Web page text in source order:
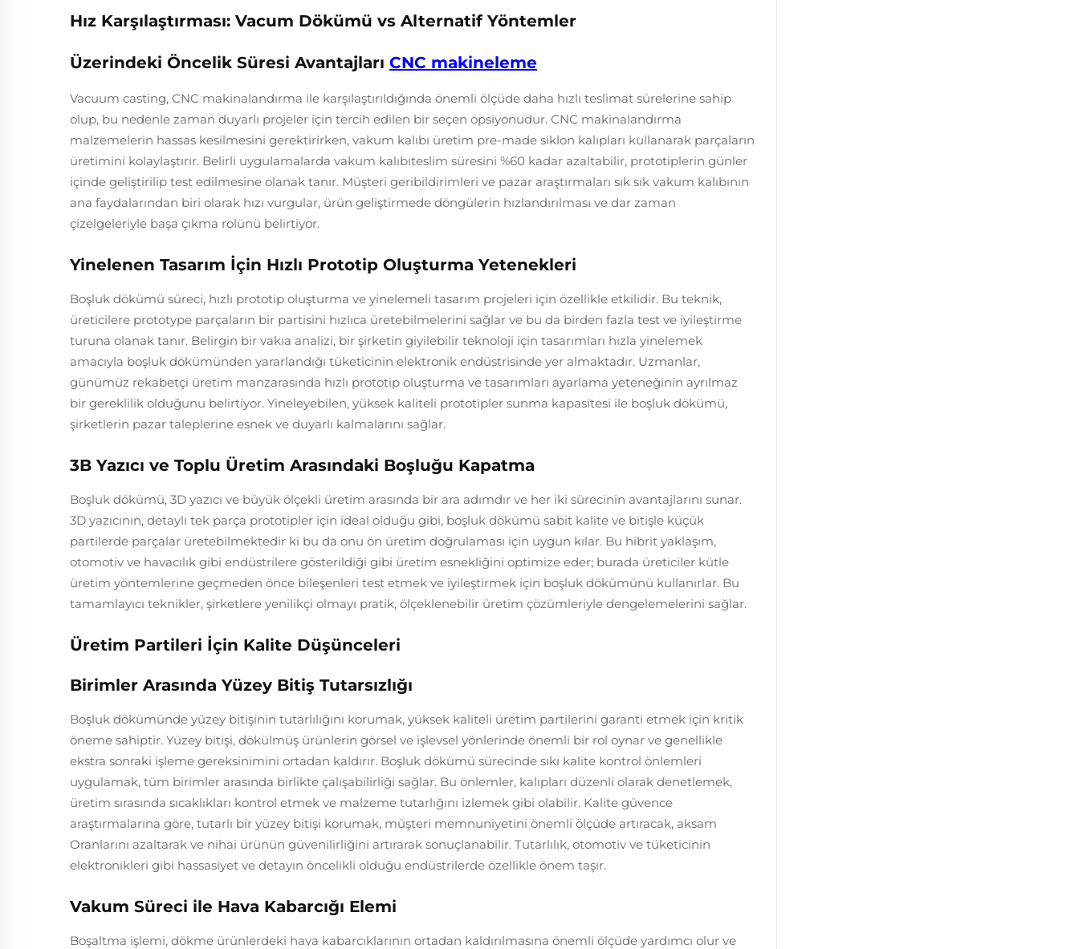
Hız Karşılaştırması: Vacum Dökümü vs Alternatif Yöntemler
Üzerindeki Öncelik Süresi Avantajları CNC makineleme
Vacuum casting, CNC makinalandırma ile karşılaştırıldığında önemli ölçüde daha hızlı teslimat sürelerine sahip
olup, bu nedenle zaman duyarlı projeler için tercih edilen bir seçen opsiyonudur. CNC makinalandırma
malzemelerin hassas kesilmesini gerektirirken, vakum kalıbı üretim pre-made siklon kalıpları kullanarak parçaların
üretimini kolaylaştırır. Belirli uygulamalarda vakum kalıbıteslim süresini %60 kadar azaltabilir, prototiplerin günler
içinde geliştirilip test edilmesine olanak tanır. Müşteri geribildirimleri ve pazar araştırmaları sık sık vakum kalıbının
ana faydalarından biri olarak hızı vurgular, ürün geliştirmede döngülerin hızlandırılması ve dar zaman
çizelgeleriyle başa çıkma rolünü belirtiyor.
Yinelenen Tasarım İçin Hızlı Prototip Oluşturma Yetenekleri
Boşluk dökümü süreci, hızlı prototip oluşturma ve yinelemeli tasarım projeleri için özellikle etkilidir. Bu teknik,
üreticilere prototype parçaların bir partisini hızlıca üretebilmelerini sağlar ve bu da birden fazla test ve iyileştirme
turuna olanak tanır. Belirgin bir vakıa analizi, bir şirketin giyilebilir teknoloji için tasarımları hızla yinelemek
amacıyla boşluk dökümünden yararlandığı tüketicinin elektronik endüstrisinde yer almaktadır. Uzmanlar,
günümüz rekabetçi üretim manzarasında hızlı prototip oluşturma ve tasarımları ayarlama yeteneğinin ayrılmaz
bir gereklilik olduğunu belirtiyor. Yineleyebilen, yüksek kaliteli prototipler sunma kapasitesi ile boşluk dökümü,
şirketlerin pazar taleplerine esnek ve duyarlı kalmalarını sağlar.
3B Yazıcı ve Toplu Üretim Arasındaki Boşluğu Kapatma
Boşluk dökümü, 3D yazıcı ve büyük ölçekli üretim arasında bir ara adımdır ve her iki sürecinin avantajlarını sunar.
3D yazıcının, detaylı tek parça prototipler için ideal olduğu gibi, boşluk dökümü sabit kalite ve bitişle küçük
partilerde parçalar üretebilmektedir ki bu da onu ön üretim doğrulaması için uygun kılar. Bu hibrit yaklaşım,
otomotiv ve havacılık gibi endüstrilere gösterildiği gibi üretim esnekliğini optimize eder; burada üreticiler kütle
üretim yöntemlerine geçmeden önce bileşenleri test etmek ve iyileştirmek için boşluk dökümünü kullanırlar. Bu
tamamlayıcı teknikler, şirketlere yenilikçi olmayı pratik, ölçeklenebilir üretim çözümleriyle dengelemelerini sağlar.
Üretim Partileri İçin Kalite Düşünceleri
Birimler Arasında Yüzey Bitiş Tutarsızlığı
Boşluk dökümünde yüzey bitişinin tutarlılığını korumak, yüksek kaliteli üretim partilerini garanti etmek için kritik
öneme sahiptir. Yüzey bitişi, dökülmüş ürünlerin görsel ve işlevsel yönlerinde önemli bir rol oynar ve genellikle
ekstra sonraki işleme gereksinimini ortadan kaldırır. Boşluk dökümü sürecinde sıkı kalite kontrol önlemleri
uygulamak, tüm birimler arasında birlikte çalışabilirliği sağlar. Bu önlemler, kalıpları düzenli olarak denetlemek,
üretim sırasında sıcaklıkları kontrol etmek ve malzeme tutarlığını izlemek gibi olabilir. Kalite güvence
araştırmalarına göre, tutarlı bir yüzey bitişi korumak, müşteri memnuniyetini önemli ölçüde artıracak, aksam
Oranlarını azaltarak ve nihai ürünün güvenilirliğini artırarak sonuçlanabilir. Tutarlılık, otomotiv ve tüketicinin
elektronikleri gibi hassasiyet ve detayın öncelikli olduğu endüstrilerde özellikle önem taşır.
Vakum Süreci ile Hava Kabarcığı Elemi
Boşaltma işlemi, dökme ürünlerdeki hava kabarcıklarının ortadan kaldırılmasına önemli ölçüde yardımcı olur ve